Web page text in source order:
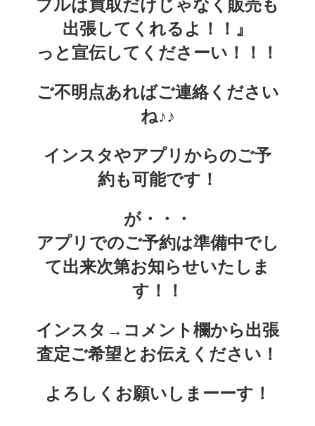
プルは買取だけじゃなく販売も
出張してくれるよ！！』
っと宣伝してくださーい！！！
ご不明点あればご連絡ください
ね♪♪
インスタやアプリからのご予
約も可能です！
が・・・
アプリでのご予約は準備中でし
て出来次第お知らせいたしま
す！！
インスタ→コメント欄から出張
査定ご希望とお伝えください！
よろしくお願いしまーーす！